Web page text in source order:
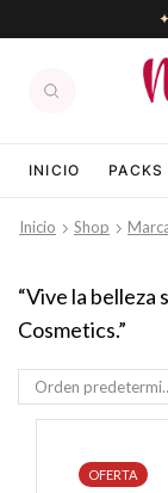
INICIO PACKS
Inicio Shop
“Vive la
Cosmetics.”
OFERTA